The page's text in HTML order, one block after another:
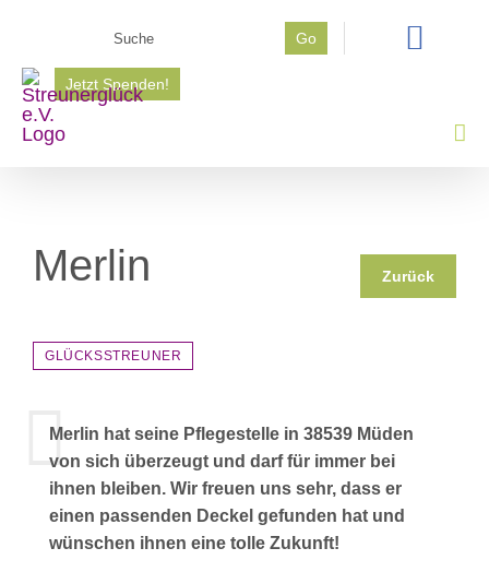
springen
Go
Jetzt Spenden!
Merlin Zurück
GLÜCKSSTREUNER
Merlin hat seine Pflegestelle in 38539 Müden
von sich überzeugt und darf für immer bei
ihnen bleiben. Wir freuen uns sehr, dass er
einen passenden Deckel gefunden hat und
wünschen ihnen eine tolle Zukunft!